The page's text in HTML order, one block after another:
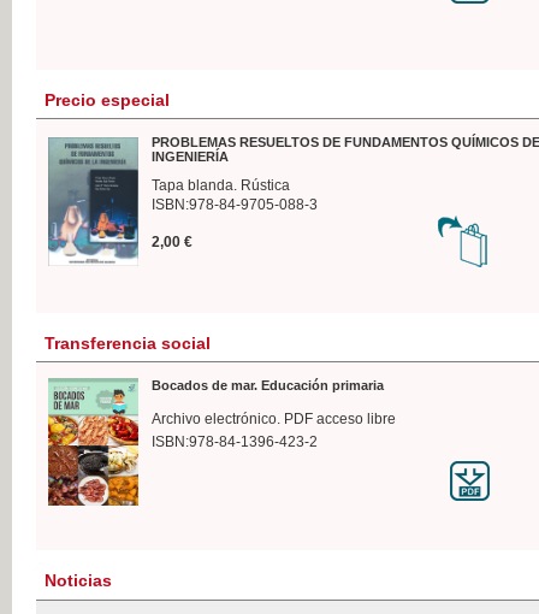
Precio especial
PROBLEMAS RESUELTOS DE FUNDAMENTOS QUÍMICOS
INGENIERÍA
Tapa blanda. Rústica
ISBN:978-84-9705-088-3
2,00 €
Transferencia social
Bocados de mar. Educación primaria
Archivo electrónico. PDF acceso libre
ISBN:978-84-1396-423-2
Noticias